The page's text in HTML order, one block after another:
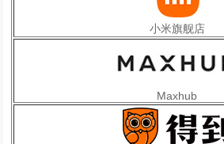
小米旗舰店
Maxhub